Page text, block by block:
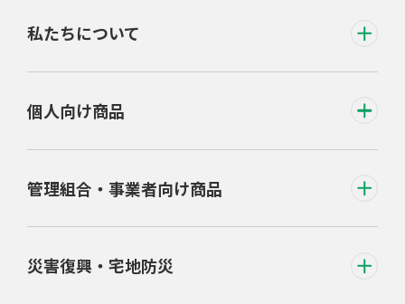
私たちについて
個人向け商品
管理組合・事業者向け商品
災害復興・宅地防災